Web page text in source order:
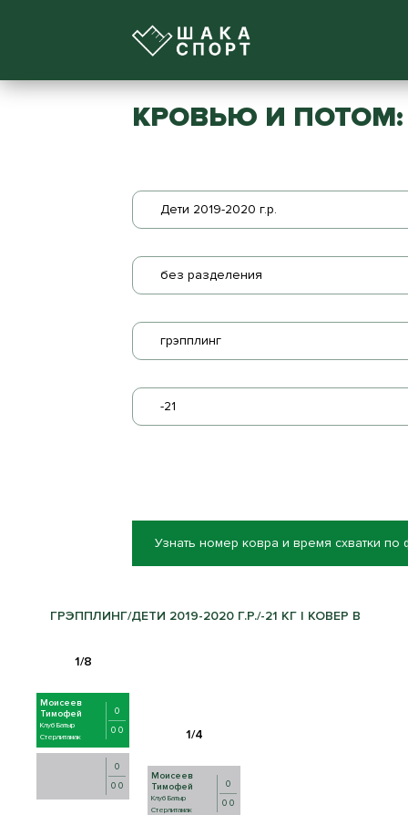
КРОВЬЮ И ПОТОМ:
Дети 2019-2020 г.р.
без разделения
грэпплинг
-21
Узнать номер ковра и время схватки по
ГРЭППЛИНГ/ДЕТИ 2019-2020 Г.Р./-21 КГ | КОВЕР B
Моисеев
Тимофей
Клуб Батыр
Стерлитамак
0
0 0
0
0 0
Моисеев
Тимофей
Клуб Батыр
Стерлитамак
0
0 0